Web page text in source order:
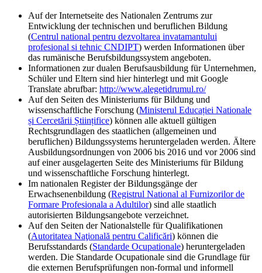
Auf der Internetseite des Nationalen Zentrums zur
Entwicklung der technischen und beruflichen Bildung
(Centrul national pentru dezvoltarea invatamantului
profesional si tehnic CNDIPT) werden Informationen über
das rumänische Berufsbildungssystem angeboten.
Informationen zur dualen Berufsausbildung für Unternehmen,
Schüler und Eltern sind hier hinterlegt und mit Google
Translate abrufbar: http://www.alegetidrumul.ro/
Auf den Seiten des Ministeriums für Bildung und
wissenschaftliche Forschung (Ministerul Educației Nationale
și Cercetării Științifice) können alle aktuell gültigen
Rechtsgrundlagen des staatlichen (allgemeinen und
beruflichen) Bildungssystems heruntergeladen werden. Ältere
Ausbildungsordnungen von 2006 bis 2016 und vor 2006 sind
auf einer ausgelagerten Seite des Ministeriums für Bildung
und wissenschaftliche Forschung hinterlegt.
Im nationalen Register der Bildungsgänge der
Erwachsenenbildung (Registrul National al Furnizorilor de
Formare Profesionala a Adultilor) sind alle staatlich
autorisierten Bildungsangebote verzeichnet.
Auf den Seiten der Nationalstelle für Qualifikationen
(Autoritatea Naţională pentru Calificări) können die
Berufsstandards (Standarde Ocupationale) heruntergeladen
werden. Die Standarde Ocupationale sind die Grundlage für
die externen Berufsprüfungen non-formal und informell